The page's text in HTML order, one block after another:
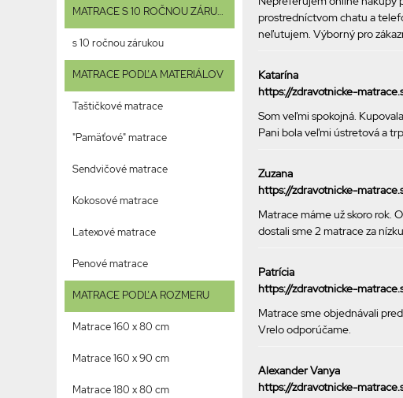
MATRACE S 10 ROČNOU ZÁRUKOU
s 10 ročnou zárukou
MATRACE PODĽA MATERIÁLOV
Taštičkové matrace
"Pamäťové" matrace
Sendvičové matrace
Kokosové matrace
Latexové matrace
Penové matrace
MATRACE PODĽA ROZMERU
Matrace 160 x 80 cm
Matrace 160 x 90 cm
Matrace 180 x 80 cm
prostredníctvom chatu a
neľutujem. Výborný pro
Katarína
https://zdravotnicke-
Som veľmi spokojná.
Pani bola veľmi ústretová a
Zuzana
https://zdravotnicke-
Matrace máme už skoro rok.
dostali sme 2 matrace za
Patrícia
https://zdravotnicke-
Matrace sme objednávali
Vrelo odporúčame.
Alexander Vanya
https://zdravotnicke-